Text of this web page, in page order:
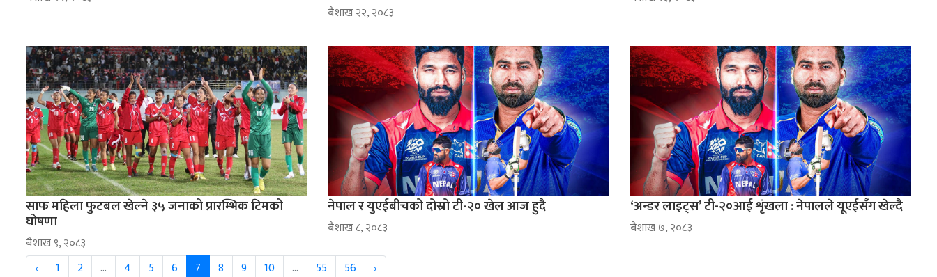
ब‌ैशाख २२, २०८३
साफ महिला फुटबल खेल्ने ३५ जनाको प्रारम्भिक टिमको
घोषणा
ब‌ैशाख ९, २०८३
नेपाल र युएईबीचको दोस्रो टी-२० खेल आज हुदै
ब‌ैशाख ८, २०८३
‘अन्डर लाइट्स’ टी-२०आई शृंखला : नेपालले यूएईसँग खेल्दै
ब‌ैशाख ७, २०८३
‹ 1 2 ... 4 5 6 7 8 9 10 ... 55 56 ›